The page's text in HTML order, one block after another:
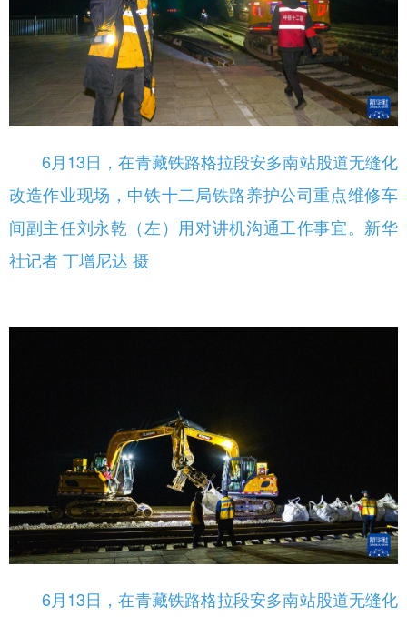
6月13日，在青藏铁路格拉段安多南站股道无缝化
改造作业现场，中铁十二局铁路养护公司重点维修车
间副主任刘永乾（左）用对讲机沟通工作事宜。新华
社记者 丁增尼达 摄
6月13日，在青藏铁路格拉段安多南站股道无缝化